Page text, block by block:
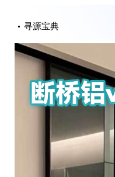
寻源宝典